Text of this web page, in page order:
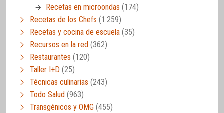
Recetas en microondas (174)
Recetas de los Chefs (1.259)
Recetas y cocina de escuela (35)
Recursos en la red (362)
Restaurantes (120)
Taller I+D (25)
Técnicas culinarias (243)
Todo Salud (963)
Transgénicos y OMG (455)